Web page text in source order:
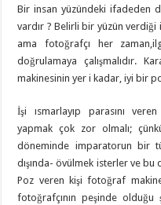
Bir insan yüzündeki ifadeden
vardır ? Belirli bir yüzün
ama fotoğrafçı her
doğrulamaya çalışmalıdır.
makinesinin yer i kadar, iyi bir
İşi ısmarlayıp parasını
yapmak çok zor olmalı;
döneminde imparatorun bir
dışında- övülmek isterler ve
Poz veren kişi fotoğraf
fotoğrafçının peşinde